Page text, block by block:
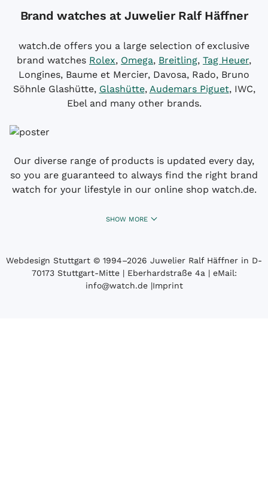
Brand watches at Juwelier Ralf Häffner
watch.de offers you a large selection of exclusive
brand watches Rolex, Omega, Breitling, Tag Heuer,
Longines, Baume et Mercier, Davosa, Rado, Bruno
Söhnle Glashütte, Glashütte, Audemars Piguet, IWC,
Ebel and many other brands.
Our diverse range of products is updated every day,
so you are guaranteed to always find the right brand
watch for your lifestyle in our online shop watch.de.
SHOW MORE
Webdesign Stuttgart © 1994­–2026 Juwelier Ralf Häffner in D-
70173 Stuttgart-Mitte | Eberhardstraße 4a | eMail:
info@watch.de|Imprint